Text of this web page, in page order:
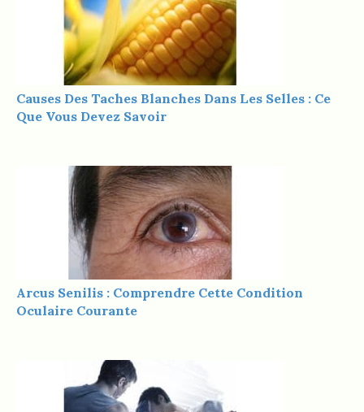
Causes Des Taches Blanches Dans Les Selles : Ce
Que Vous Devez Savoir
Arcus Senilis : Comprendre Cette Condition
Oculaire Courante